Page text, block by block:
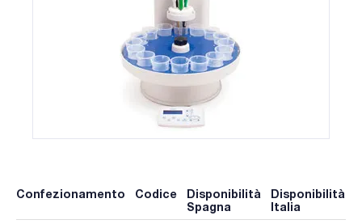
Confezionamento Codice
Disponibilità
Spagna
Disponibilità
Italia